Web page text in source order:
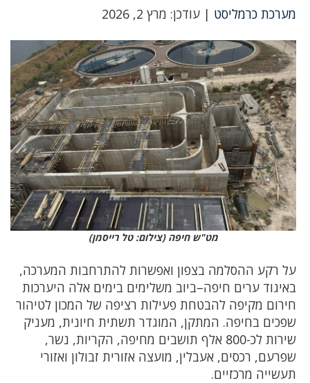
מערכת כרמליסט | עודכן: מרץ 2, 2026
מט"ש חיפה (צילום: טל רייסמן)
על רקע ההסלמה בצפון ואפשרות להתרחבות המערכה,
באיגוד ערים חיפה–ביוב משלימים בימים אלה היערכות
חירום מקיפה להבטחת פעילות רציפה של המכון לטיהור
שפכים בחיפה. המתקן, המוגדר תשתית חיונית, מעניק
שירות לכ-800 אלף תושבים מחיפה, הקריות, נשר,
שפרעם, רכסים, אעבלין, מועצה אזורית זבולון ואזורי
תעשייה מרכזיים.